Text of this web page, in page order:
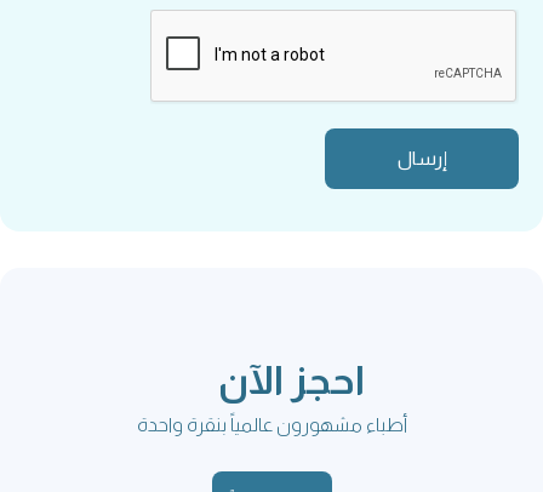
احجز الآن
أطباء مشهورون عالمياً بنقرة واحدة